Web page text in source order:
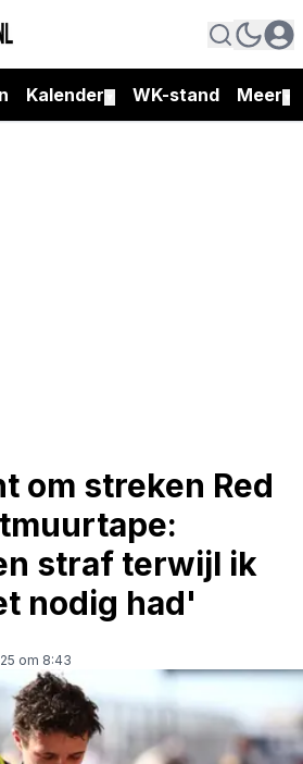
Kalender WK-stand Meer
om streken Red
straf terwijl ik
nodig had'
om 8:43